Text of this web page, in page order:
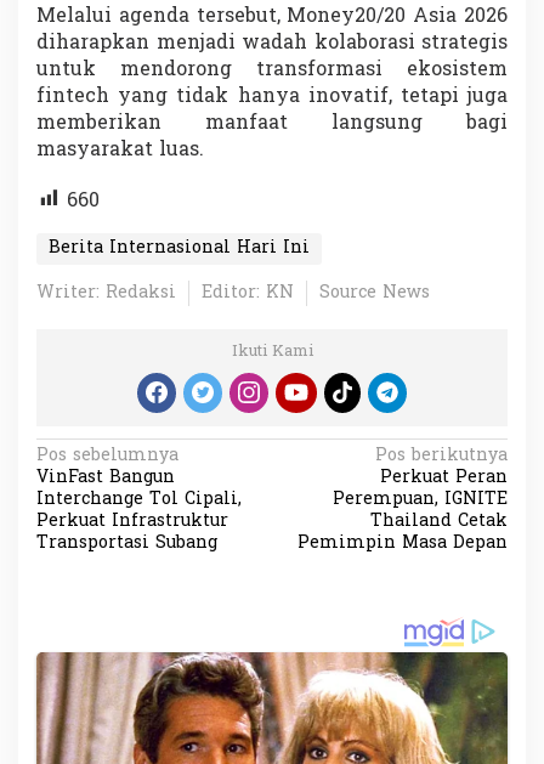
Melalui agenda tersebut, Money20/20 Asia 2026
diharapkan menjadi wadah kolaborasi strategis
untuk mendorong transformasi ekosistem
fintech yang tidak hanya inovatif, tetapi juga
memberikan manfaat langsung bagi
masyarakat luas.
660
Berita Internasional Hari Ini
Writer: Redaksi
Editor: KN Source News
Ikuti Kami
N
a
v
s
i
p
Pos sebelumnya
VinFast Bangun
Interchange Tol Cipali,
Perkuat Infrastruktur
Transportasi Subang
Pos berikutnya
Perkuat Peran
Perempuan, IGNITE
Thailand Cetak
Pemimpin Masa Depan